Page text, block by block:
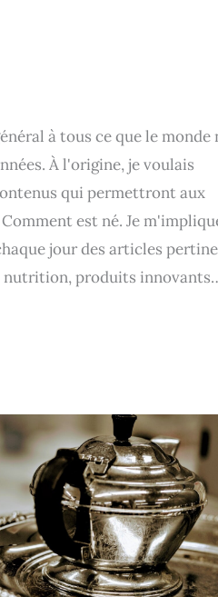
à tous ce que le monde
À l'origine, je voulais
qui permettront aux
est né. Je
jour des articles
nutrition, produits